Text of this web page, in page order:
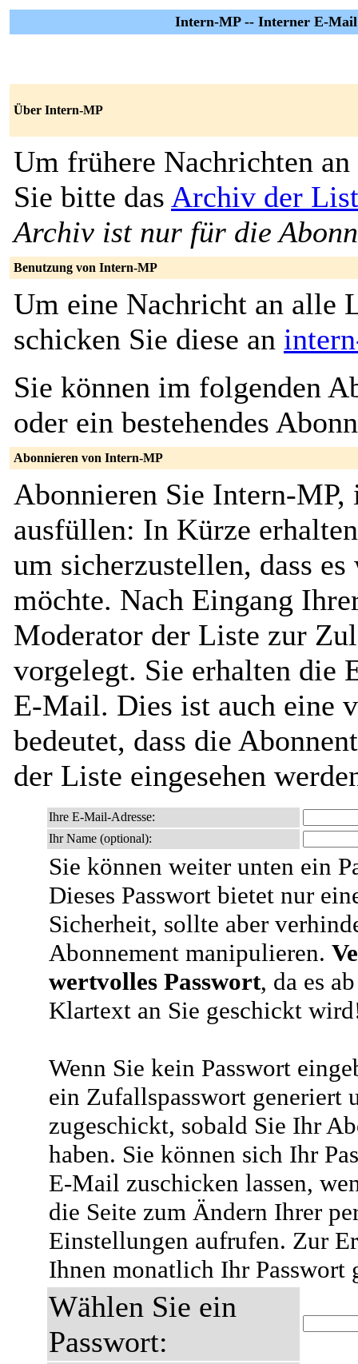
Intern-MP -- Interner E-Mail
Über Intern-MP
Um frühere Nachrichten an
Sie bitte das Archiv der
Archiv ist nur für die
Benutzung von Intern-MP
Um eine Nachricht an alle
schicken Sie diese an
Sie können im folgenden
oder ein bestehendes
Abonnieren von Intern-MP
Abonnieren Sie Intern-MP,
ausfüllen: In Kürze
um sicherzustellen, dass
möchte. Nach Eingang
Moderator der Liste zur
vorgelegt. Sie erhalten die
E-Mail. Dies ist auch eine
bedeutet, dass die
der Liste eingesehen
Ihre E-Mail-Adresse:
Ihr Name (optional):
Sie können weiter unten ein
Dieses Passwort bietet nur
Sicherheit, sollte aber
Abonnement manipulieren.
wertvolles Passwort, da es
Klartext an Sie geschickt
Wenn Sie kein Passwort
ein Zufallspasswort generiert
zugeschickt, sobald Sie Ihr
haben. Sie können sich Ihr
E-Mail zuschicken lassen,
die Seite zum Ändern Ihrer
Einstellungen aufrufen. Zur
Ihnen monatlich Ihr Passwort
Wählen Sie ein
Passwort: